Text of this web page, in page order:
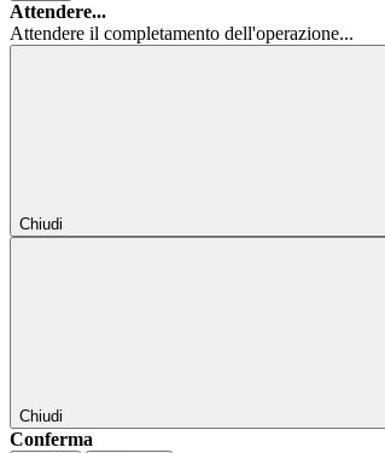
Attendere...
Attendere il completamento dell'operazione...
Chiudi
Chiudi
Conferma